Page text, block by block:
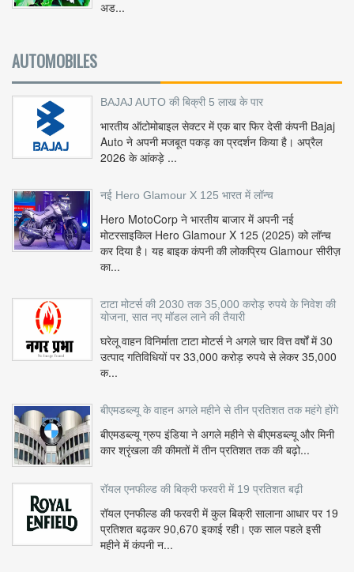
अड...
AUTOMOBILES
BAJAJ AUTO की बिक्री 5 लाख के पार
भारतीय ऑटोमोबाइल सेक्टर में एक बार फिर देसी कंपनी Bajaj
Auto ने अपनी मजबूत पकड़ का प्रदर्शन किया है। अप्रैल
2026 के आंकड़े ...
नई Hero Glamour X 125 भारत में लॉन्च
Hero MotoCorp ने भारतीय बाजार में अपनी नई
मोटरसाइकिल Hero Glamour X 125 (2025) को लॉन्च
कर दिया है। यह बाइक कंपनी की लोकप्रिय Glamour सीरीज़
का...
टाटा मोटर्स की 2030 तक 35,000 करोड़ रुपये के निवेश की
योजना, सात नए मॉडल लाने की तैयारी
घरेलू वाहन विनिर्माता टाटा मोटर्स ने अगले चार वित्त वर्षों में 30
उत्पाद गतिविधियों पर 33,000 करोड़ रुपये से लेकर 35,000
क...
बीएमडब्ल्यू के वाहन अगले महीने से तीन प्रतिशत तक महंगे होंगे
बीएमडब्ल्यू ग्रुप इंडिया ने अगले महीने से बीएमडब्ल्यू और मिनी
कार श्रृंखला की कीमतों में तीन प्रतिशत तक की बढ़ो...
रॉयल एनफील्ड की बिक्री फरवरी में 19 प्रतिशत बढ़ी
रॉयल एनफील्ड की फरवरी में कुल बिक्री सालाना आधार पर 19
प्रतिशत बढ़कर 90,670 इकाई रही। एक साल पहले इसी
महीने में कंपनी न...